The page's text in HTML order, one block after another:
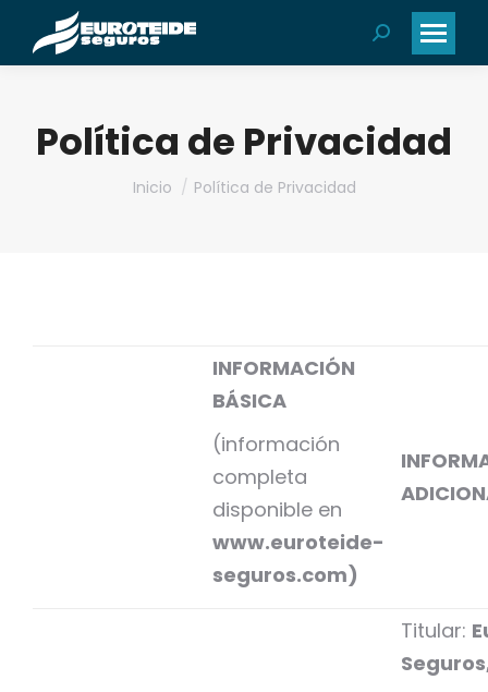
Buscar:
Política de Privacidad
Estás aquí:
Inicio Política de Privacidad
INFORMACIÓN
BÁSICA
(información
completa
disponible en
www.euroteide-
seguros.com)
Titular: